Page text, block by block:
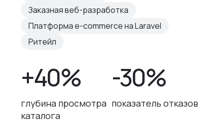
Заказная веб-разработка
Платформа e-commerce на Laravel
Ритейл
+40%
глубина просмотра
каталога
-30%
показатель отказов